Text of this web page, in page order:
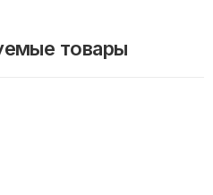
товары